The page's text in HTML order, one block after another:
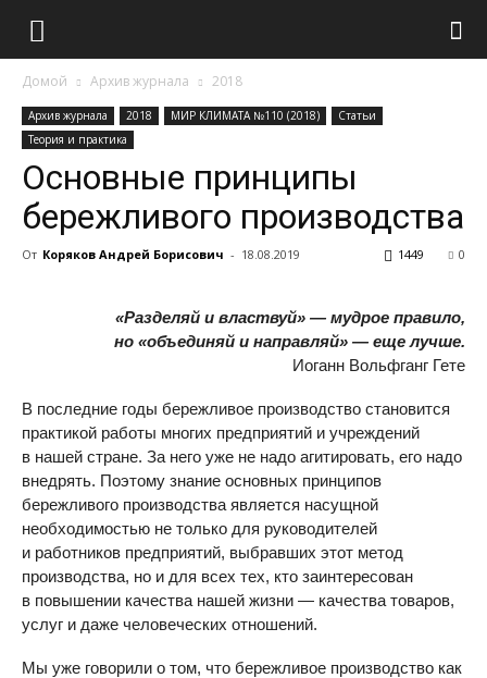
Домой Архив журнала 2018
Архив журнала 2018 МИР КЛИМАТА №110 (2018)
Статьи
Теория и практика
Основные принципы
бережливого производства
От Коряков Андрей Борисович - 18.08.2019 0
1449
«Разделяй и властвуй» — мудрое правило,
но «объединяй и направляй» — еще лучше.
Иоганн Вольфганг Гете
В последние годы бережливое производство становится
практикой работы многих предприятий и учреждений
в нашей стране. За него уже не надо агитировать, его надо
внедрять. Поэтому знание основных принципов
бережливого производства является насущной
необходимостью не только для руководителей
и работников предприятий, выбравших этот метод
производства, но и для всех тех, кто заинтересован
в повышении качества нашей жизни — качества товаров,
услуг и даже человеческих отношений.
Мы уже говорили о том, что бережливое производство как